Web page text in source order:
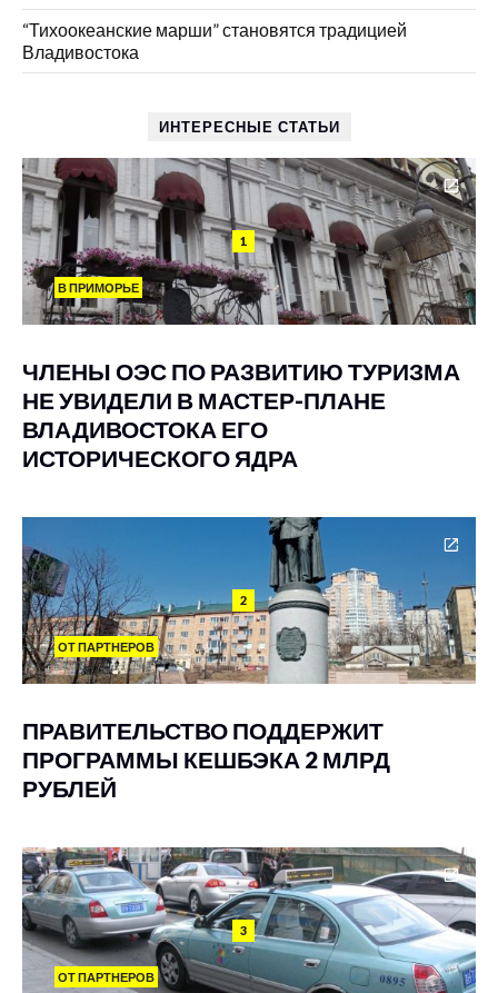
“Тихоокеанские марши” становятся традицией
Владивостока
ИНТЕРЕСНЫЕ СТАТЬИ
1
В ПРИМОРЬЕ
ЧЛЕНЫ ОЭС ПО РАЗВИТИЮ ТУРИЗМА
НЕ УВИДЕЛИ В МАСТЕР-ПЛАНЕ
ВЛАДИВОСТОКА ЕГО
ИСТОРИЧЕСКОГО ЯДРА
2
ОТ ПАРТНЕРОВ
ПРАВИТЕЛЬСТВО ПОДДЕРЖИТ
ПРОГРАММЫ КЕШБЭКА 2 МЛРД
РУБЛЕЙ
3
ОТ ПАРТНЕРОВ